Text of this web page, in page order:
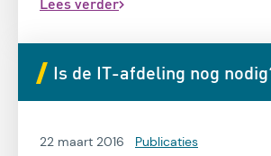
Is de IT-afdeling nog
22 maart 2016 Publicaties